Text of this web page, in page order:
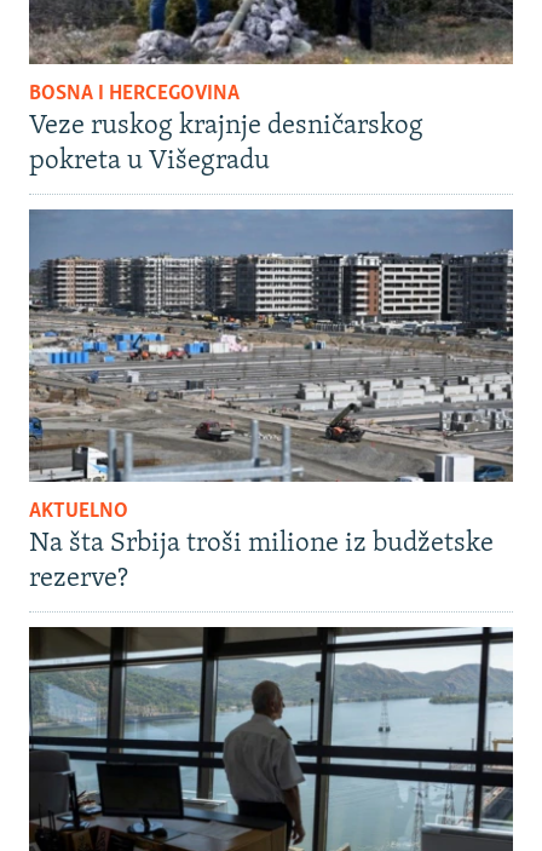
BOSNA I HERCEGOVINA
Veze ruskog krajnje desničarskog
pokreta u Višegradu
AKTUELNO
Na šta Srbija troši milione iz budžetske
rezerve?